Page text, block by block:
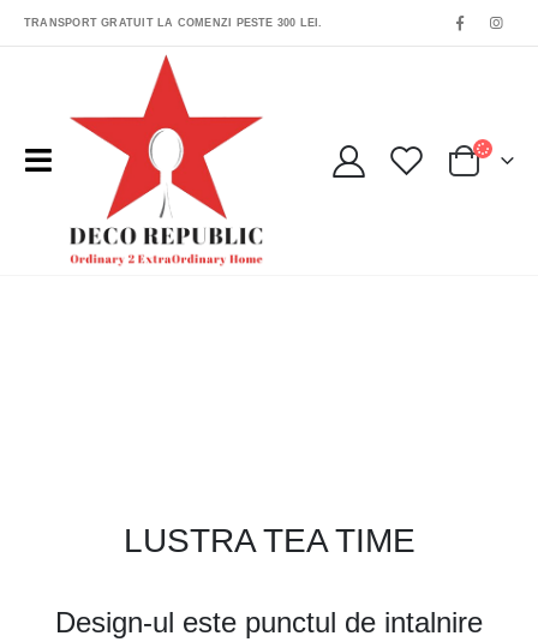
TRANSPORT GRATUIT LA COMENZI PESTE 300 LEI.
LUSTRA TEA TIME
Design-ul este punctul de intalnire